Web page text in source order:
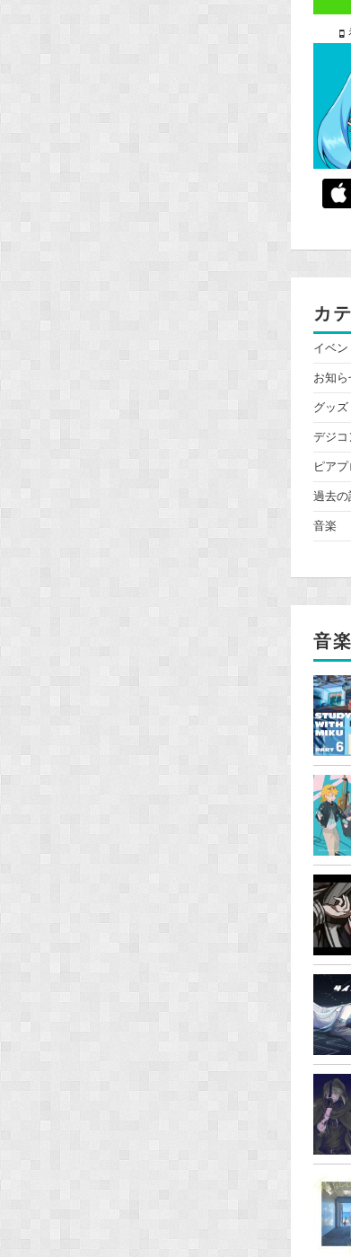
カ
イベン
お知ら
グッズ
デジコ
ピアプ
過去の
音楽
音